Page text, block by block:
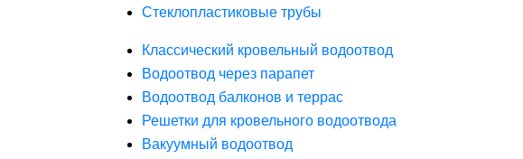
Стеклопластиковые трубы
Классический кровельный водоотвод
Водоотвод через парапет
Водоотвод балконов и террас
Решетки для кровельного водоотвода
Вакуумный водоотвод